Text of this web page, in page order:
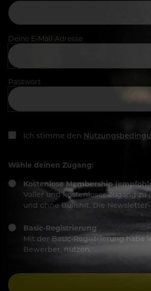
Deine E-Mail Adresse
Passwort
Ich stimme den
Wähle deinen Zugang:
Kostenlose Membership
Voller und kostenloser Zugang
und ohne Bullshit. Die
Basic-Registrierung
Mit der Basic-Registrierung habe
Bewerber, nutzen.